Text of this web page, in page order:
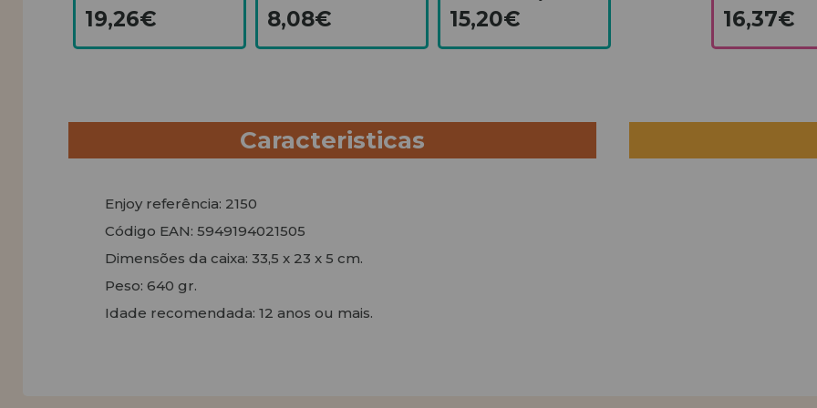
19,26€ 8,08€ 15,20€ 16,37€
Caracteristicas
Enjoy referência: 2150
Código EAN: 5949194021505
Dimensões da caixa: 33,5 x 23 x 5 cm.
Peso: 640 gr.
Idade recomendada: 12 anos ou mais.